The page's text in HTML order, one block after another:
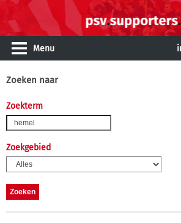
Menu
Zoeken naar
Zoekterm
Zoekgebied